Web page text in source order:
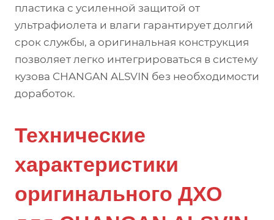
пластика с усиленной защитой от
ультрафиолета и влаги гарантирует долгий
срок службы, а оригинальная конструкция
позволяет легко интегрироваться в систему
кузова CHANGAN ALSVIN без необходимости
доработок.
Технические
характеристики
оригинального ДХО